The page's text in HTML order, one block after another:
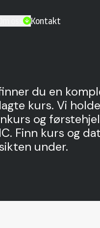
Om oss Kontakt
du en
kurs. Vi
og
Finn kurs og
under.